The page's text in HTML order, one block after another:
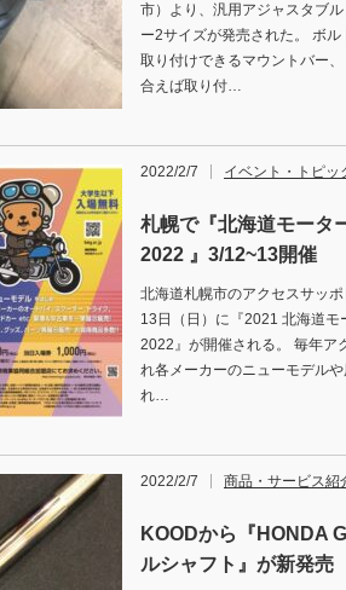
市）より、汎用アジャスタブ
ー2サイズが発売された。 ボ
取り付けできるマウントバー
合えば取り付…
2022/2/7 イベント・トピッ
札幌で『北海道モータ
2022 』3/12~13開催
北海道札幌市のアクセスサッポ
13日（日）に『2021 北海道モ
2022』が開催される。 毎年ア
れ各メーカーのニューモデル
れ…
2022/2/7 商品・サービス紹
KOODから『HONDA
ルシャフト』が新発売